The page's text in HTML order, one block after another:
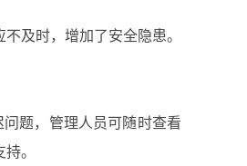
及时，增加了安全隐患。
题，管理人员可随时查看
。